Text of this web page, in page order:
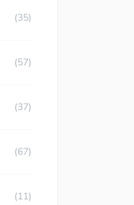
(35)
(57)
(37)
(67)
(11)